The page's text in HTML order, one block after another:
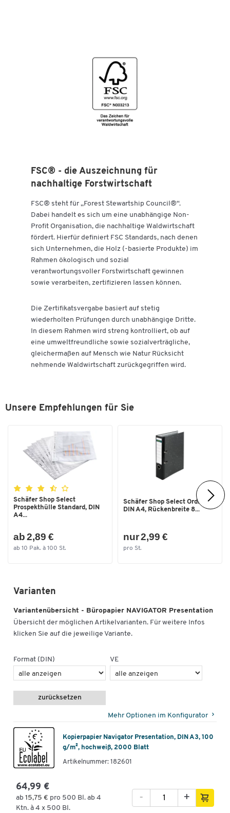
FSC® - die Auszeichnung für
nachhaltige Forstwirtschaft
FSC® steht für „Forest Stewartship Council®“.
Dabei handelt es sich um eine unabhängige Non-
Profit Organisation, die nachhaltige Waldwirtschaft
fördert. Hierfür definiert FSC Standards, nach denen
sich Unternehmen, die Holz (-basierte Produkte) im
Rahmen ökologisch und sozial
verantwortungsvoller Forstwirtschaft gewinnen
sowie verarbeiten, zertifizieren lassen können.
Die Zertifikatsvergabe basiert auf stetig
wiederholten Prüfungen durch unabhängige Dritte.
In diesem Rahmen wird streng kontrolliert, ob auf
eine umweltfreundliche sowie sozialverträgliche,
gleichermaßen auf Mensch wie Natur Rücksicht
nehmende Waldwirtschaft zurückgegriffen wird.
Unsere Empfehlungen für Sie
Schäfer Shop Select
Prospekthülle Standard, DIN
A4...
ab 2,89 €
ab 10 Pak. à 100 St.
Schäfer Shop Select Ordner,
DIN A4, Rückenbreite 8...
nur 2,99 €
pro St.
Varianten
Variantenübersicht - Büropapier NAVIGATOR Presentation
Übersicht der möglichen Artikelvarianten. Für weitere Infos
klicken Sie auf die jeweilige Variante.
Format (DIN) VE
zurücksetzen
Mehr Optionen im Konfigurator
Kopierpapier Navigator Presentation, DIN A3, 100
g/m², hochweiß, 2000 Blatt
Artikelnummer: 182601
64,99 €
ab 15,75 € pro 500 Bl. ab 4
Ktn. à 4 x 500 Bl.
+
-
Zum Zoomen doppeltippen